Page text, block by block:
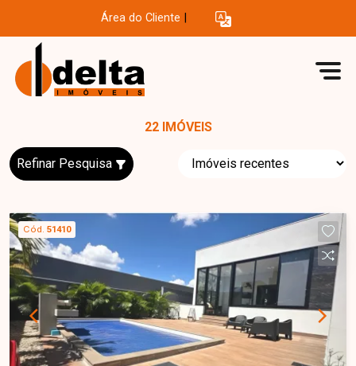
Área do Cliente
22 IMÓVEIS
Refinar Pesquisa
Cód. 51410